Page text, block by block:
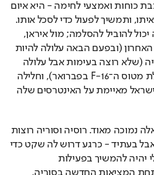
תשתיות ומתקני קבע והצבת כוחות ואמצעי לחימה - היא איום
שישראל לא מוכנה לחיות איתו, ותמשיך לפעול כדי לסכל אותו.
פוטנציאלית, כל אירוע כזה יכול להוביל להסלמה; מול איראן,
שתחליט להגיב כמו במאי האחרון (ובפעם הבאה עלולה להיות
אפקטיבית יותר), מול סוריה (שלא רוצה בעימות אבל עלולה
לגלוש אליו כמו לאחר הפלת מטוס ה־F-16 בפברואר), וחלילה
מול רוסיה - אם תרגיש שישראל מאיימת על האינטרסים שלה
נכון להיום, הסבירות לכל אלה נמוכה מאוד. רוסיה וסוריה רוצות
שקט, ואיראן רוצה בלאגן אבל בעתיד - כרגע דרוש לה שקט כדי
להתבסס. האתגר הישראלי יהיה להמשיך בפעילות
האינטנסיבית במב"מ גם תחת המציאות החדשה בסוריה,